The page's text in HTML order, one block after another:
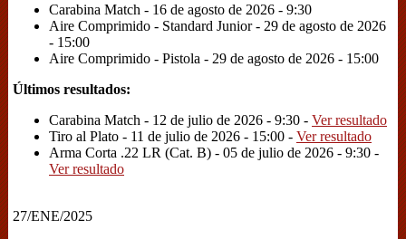
Carabina Match - 16 de agosto de 2026 - 9:30
Aire Comprimido - Standard Junior - 29 de agosto de 2026
- 15:00
Aire Comprimido - Pistola - 29 de agosto de 2026 - 15:00
Últimos resultados:
Carabina Match - 12 de julio de 2026 - 9:30 - Ver resultado
Tiro al Plato - 11 de julio de 2026 - 15:00 - Ver resultado
Arma Corta .22 LR (Cat. B) - 05 de julio de 2026 - 9:30 -
Ver resultado
27/ENE/2025